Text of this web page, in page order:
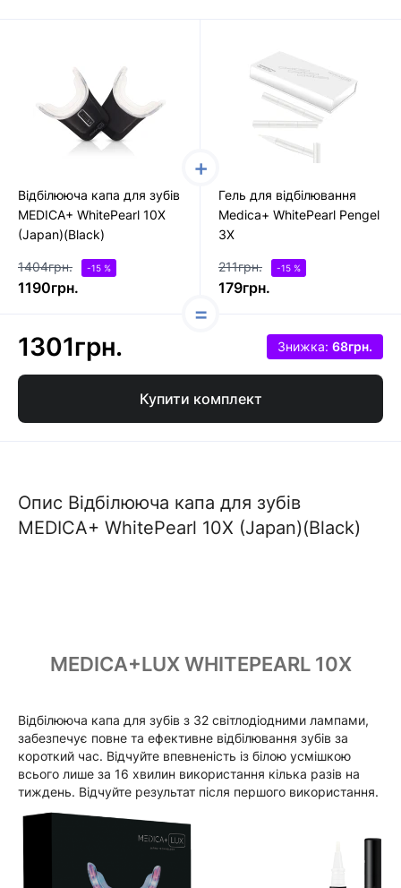
Відбілююча капа для зубів
MEDICA+ WhitePearl 10X
(Japan)(Black)
1404грн. -15 %
1190грн.
Гель для відбілювання
Medica+ WhitePearl Pengel
3X
211грн. -15 %
179грн.
1301грн. Знижка: 68грн.
Купити комплект
Опис Відбілююча капа для зубів
MEDICA+ WhitePearl 10X (Japan)(Black)
MEDICA+LUX WHITEPEARL 10X
Відбілююча капа для зубів з 32 світлодіодними лампами,
забезпечує повне та ефективне відбілювання зубів за
короткий час. Відчуйте впевненість із білою усмішкою
всього лише за 16 хвилин використання кілька разів на
тиждень. Відчуйте результат після першого використання.